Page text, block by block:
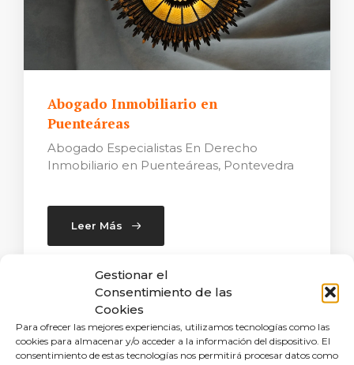
Gestionar el
Consentimiento de las
Cookies
Para ofrecer las mejores experiencias, utilizamos tecnologías como las
cookies para almacenar y/o acceder a la información del dispositivo. El
consentimiento de estas tecnologías nos permitirá procesar datos como
Abogado Inmobiliario en
Puenteáreas
Abogado Especialistas En Derecho
Inmobiliario en Puenteáreas, Pontevedra
Leer Más